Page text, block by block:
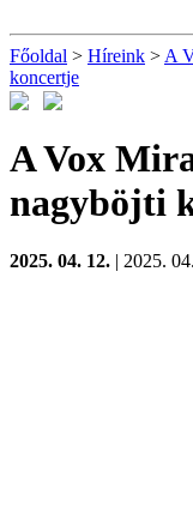
Főoldal > Híreink > A
koncertje
A Vox
nagyböjti
2025. 04. 12. | 2025.